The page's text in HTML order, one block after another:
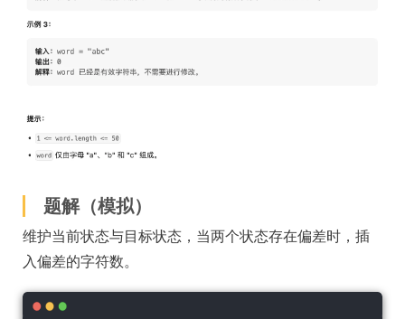
题解（模拟）
维护当前状态与目标状态，当两个状态存在偏差时，插
入偏差的字符数。